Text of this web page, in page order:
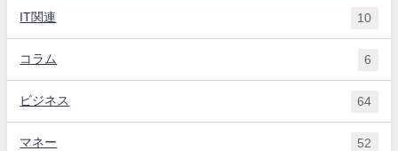
IT関連 10
コラム 6
ビジネス 64
マネー 52